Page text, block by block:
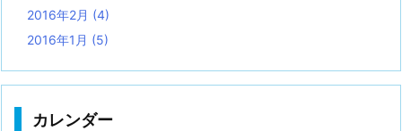
2016年2月 (4)
2016年1月 (5)
カレンダー